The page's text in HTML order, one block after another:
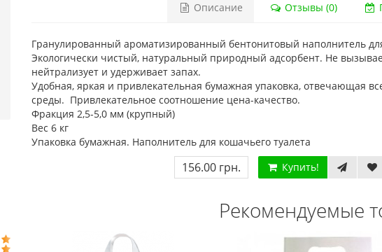
Описание Отзывы (0)
Гранулированный ароматизированный бентонитовый наполнитель
Экологически чистый, натуральный природный адсорбент. Не
нейтрализует и удерживает запах.
Удобная, яркая и привлекательная бумажная упаковка, отвечающая
среды. Привлекательное соотношение цена-качество.
Фракция 2,5-5,0 мм (крупный)
Вес 6 кг
Упаковка бумажная. Наполнитель для кошачьего туалета
156.00 грн. Купить!
Рекомендуемые